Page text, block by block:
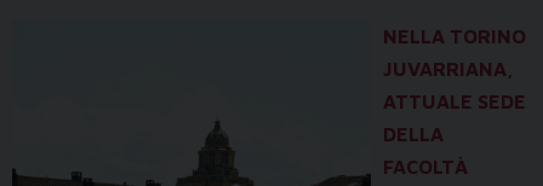
NELLA TORINO
JUVARRIANA,
ATTUALE SEDE
DELLA
FACOLTÀ